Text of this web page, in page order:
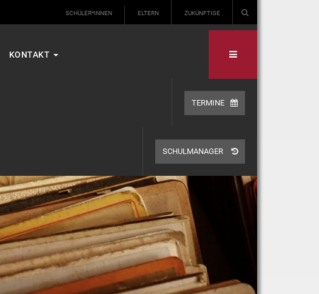
SCHÜLER*INNEN ELTERN ZUKÜNFTIGE
KONTAKT
TERMINE
SCHULMANAGER